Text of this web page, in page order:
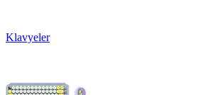
Klavyeler